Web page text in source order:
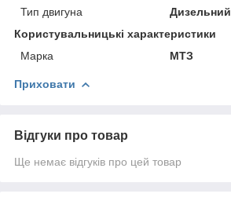
Тип двигуна
Дизельний
Користувальницькі характеристики
Марка
МТЗ
Приховати
Відгуки про товар
Ще немає відгуків про цей товар